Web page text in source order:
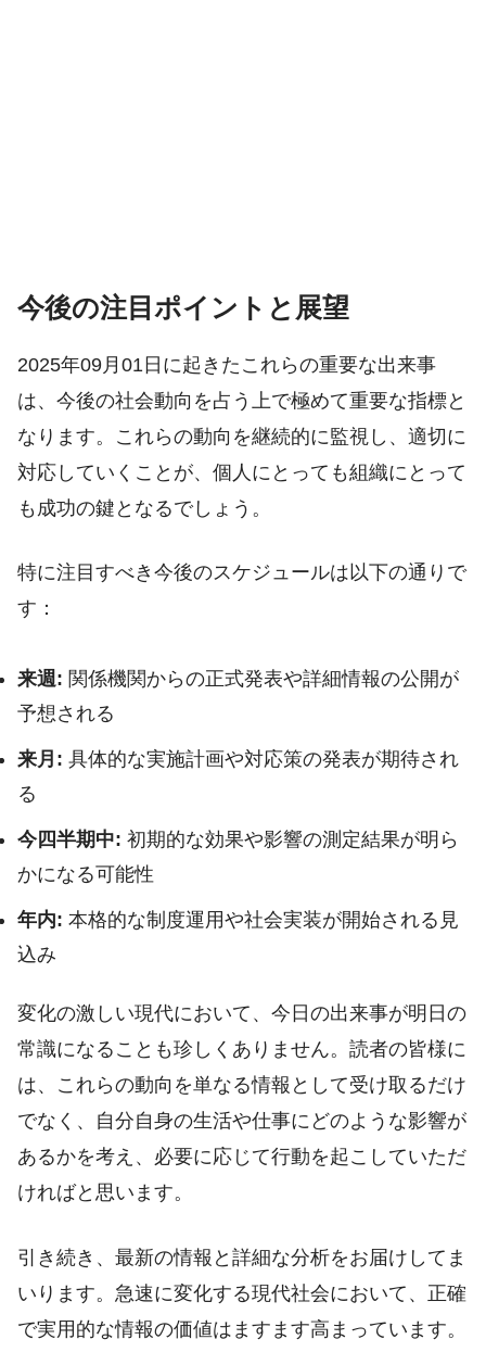
今後の注目ポイントと展望
2025年09月01日に起きたこれらの重要な出来事
は、今後の社会動向を占う上で極めて重要な指標と
なります。これらの動向を継続的に監視し、適切に
対応していくことが、個人にとっても組織にとって
も成功の鍵となるでしょう。
特に注目すべき今後のスケジュールは以下の通りで
す：
来週: 関係機関からの正式発表や詳細情報の公開が
予想される
来月: 具体的な実施計画や対応策の発表が期待され
る
今四半期中: 初期的な効果や影響の測定結果が明ら
かになる可能性
年内: 本格的な制度運用や社会実装が開始される見
込み
変化の激しい現代において、今日の出来事が明日の
常識になることも珍しくありません。読者の皆様に
は、これらの動向を単なる情報として受け取るだけ
でなく、自分自身の生活や仕事にどのような影響が
あるかを考え、必要に応じて行動を起こしていただ
ければと思います。
引き続き、最新の情報と詳細な分析をお届けしてま
いります。急速に変化する現代社会において、正確
で実用的な情報の価値はますます高まっています。